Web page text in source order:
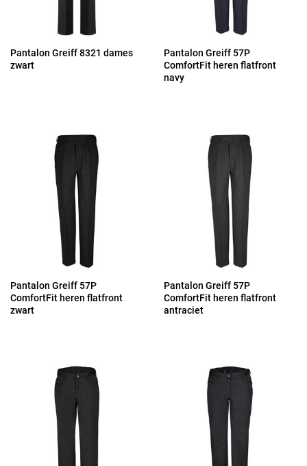
Pantalon Greiff 8321 dames
zwart
Pantalon Greiff 57P
ComfortFit heren flatfront
navy
Pantalon Greiff 57P
ComfortFit heren flatfront
zwart
Pantalon Greiff 57P
ComfortFit heren flatfront
antraciet